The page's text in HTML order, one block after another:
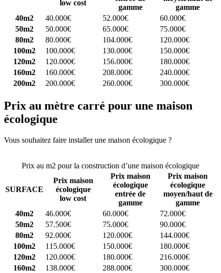
low cost
gamme
gamme
40m2
40.000€ 52.000€
60.000€
50m2
50.000€ 65.000€
75.000€
80m2
80.000€ 104.000€
120.000€
100m2
100.000€ 130.000€
150.000€
120m2
120.000€ 156.000€
180.000€
160m2
160.000€ 208.000€
240.000€
200m2
200.000€ 260.000€ 300.000€
Prix au mètre carré pour une maison
écologique
Vous souhaitez faire installer une maison écologique ?
Prix au m2 pour la construction d’une maison écologique
SURFACE
Prix maison
écologique
low cost
Prix maison
écologique
entrée de
gamme
Prix maison
écologique
moyen/haut de
gamme
40m2
46.000€ 60.000€
72.000€
50m2
57.500€ 75.000€
90.000€
80m2
92.000€ 120.000€
144.000€
100m2
115.000€ 150.000€
180.000€
120m2
120.000€ 180.000€
216.000€
160m2
138.000€ 288.000€
300.000€